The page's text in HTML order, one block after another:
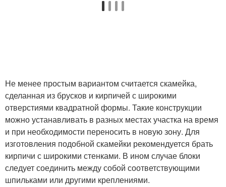
Не менее простым вариантом считается скамейка,
сделанная из брусков и кирпичей с широкими
отверстиями квадратной формы. Такие конструкции
можно устанавливать в разных местах участка на время
и при необходимости переносить в новую зону. Для
изготовления подобной скамейки рекомендуется брать
кирпичи с широкими стенками. В ином случае блоки
следует соединить между собой соответствующими
шпильками или другими креплениями.